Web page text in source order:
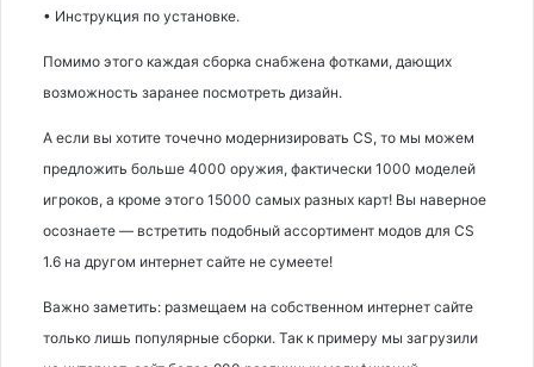
• Инструкция по установке.
Помимо этого каждая сборка снабжена фотками, дающих
возможность заранее посмотреть дизайн.
А если вы хотите точечно модернизировать CS, то мы можем
предложить больше 4000 оружия, фактически 1000 моделей
игроков, а кроме этого 15000 самых разных карт! Вы наверное
осознаете — встретить подобный ассортимент модов для CS
1.6 на другом интернет сайте не сумеете!
Важно заметить: размещаем на собственном интернет сайте
только лишь популярные сборки. Так к примеру мы загрузили